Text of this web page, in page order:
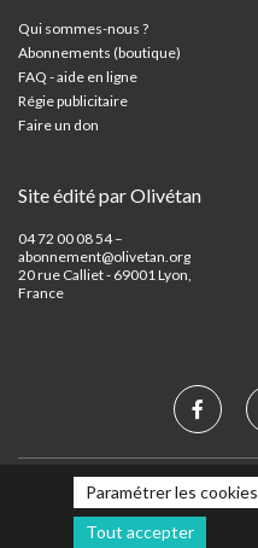
Qui sommes-nous ?
Abonnements (boutique)
FAQ - aide en ligne
Régie publicitaire
Faire un don
Site édité par Olivétan
04 72 00 08 54 –
abonnement@olivetan.org
20 rue Calliet - 69001 Lyon,
France
Mentions légales
Paramétrer les cookies
Tout accepter